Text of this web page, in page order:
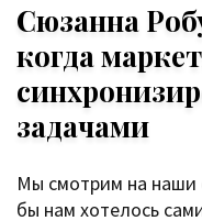
Сюзанна
когда
задачами
Мы смотрим на наши
бы нам хотелось